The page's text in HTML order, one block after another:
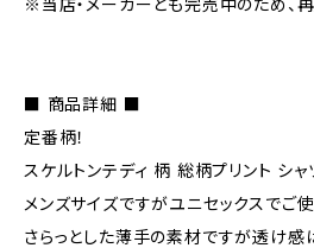
※当店・メーカーとも完売中のため、
■ 商品詳細 ■
定番柄！
スケルトンテディ 柄 総柄プリント シャ
メンズサイズですがユニセックスでご
さらっとした薄手の素材ですが透け感